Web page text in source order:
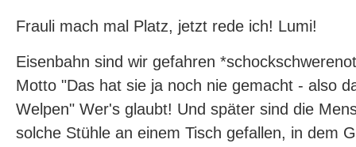
Frauli mach mal Platz, jetzt rede ich! Lumi!
Eisenbahn sind wir gefahren
Motto "Das hat sie ja noch nie gemacht - also
Welpen" Wer's glaubt! Und später sind die
solche Stühle an einem Tisch gefallen, in dem